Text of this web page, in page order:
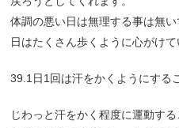
体調の悪い日は無理する事は無
日はたくさん歩くように心がけ
39.1日1回は汗をかくようにする
じわっと汗をかく程度に運動す